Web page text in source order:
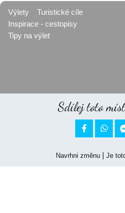
Výlety
Turistické cíle
Inspirace - cestopisy
Tipy na výlet
Sdílej toto
 
Navrhni změnu| Je